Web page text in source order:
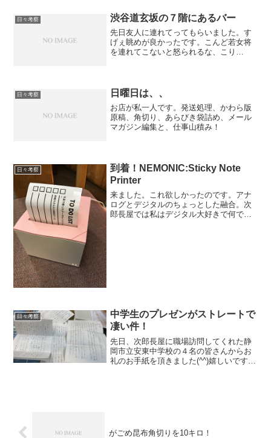
途中でWiMAXを導入したりと）しか...
日々考察 渋谷道玄坂の７階にあるバー
先日友人に連れてってもらいました。す
げぇ眺めが良かったです。こんど若女将
を連れてこないと怒られるな、こり
き詰めてあってライトが下から...
日々考察 日曜日は、、
お店が私一人です。発送処理、かわら版
原稿、角切り、あらびき袋詰め、メール
マガジン編集と、仕事山積み！
日々考察
到着！NEMONIC:Sticky Note
Printer
来ました。これ欲しかったのです。アナ
ログとデジタルのちょっとした融合。次
郎長屋では私はデジタル大好きで何でも
日々考察
中学生のプレゼンがストレートで
凄い件！
先日、次郎長屋に職場訪問してくれた静
岡市立安東中学校の４名の皆さんからお
礼のお手紙を頂きました(^^)嬉しいですよ
がごめ昆布角切りを10キロ！